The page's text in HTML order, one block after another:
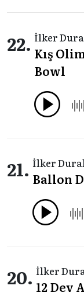
22. İlker
Kış
Bowl
21. İlker
Ballon
20. İlker
12 Dev